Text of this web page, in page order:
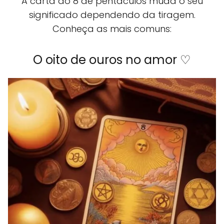
significado dependendo da tiragem.
Conheça as mais comuns:
O oito de ouros no amor ♡